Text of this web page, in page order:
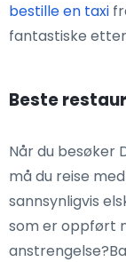
bestille en taxi
fantastiske
Beste
Når du besøker
må du reise
sannsynligvis
som er oppført